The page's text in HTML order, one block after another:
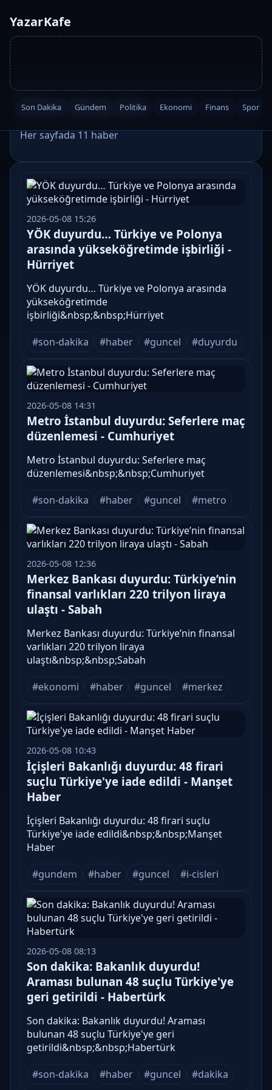
YazarKafe
Son Dakika Gündem Politika Ekonomi Finans Spor
Etiket: #duyurdu
Her sayfada 11 haber
2026-05-08 15:26
YÖK duyurdu… Türkiye ve Polonya
arasında yükseköğretimde işbirliği -
Hürriyet
YÖK duyurdu… Türkiye ve Polonya arasında
yükseköğretimde
işbirliği&nbsp;&nbsp;Hürriyet
#son-dakika
#haber #guncel #duyurdu
2026-05-08 14:31
Metro İstanbul duyurdu: Seferlere maç
düzenlemesi - Cumhuriyet
Metro İstanbul duyurdu: Seferlere maç
düzenlemesi&nbsp;&nbsp;Cumhuriyet
#son-dakika
#haber #guncel #metro
2026-05-08 12:36
Merkez Bankası duyurdu: Türkiye’nin
finansal varlıkları 220 trilyon liraya
ulaştı - Sabah
Merkez Bankası duyurdu: Türkiye’nin finansal
varlıkları 220 trilyon liraya
ulaştı&nbsp;&nbsp;Sabah
#ekonomi
#haber #guncel #merkez
2026-05-08 10:43
İçişleri Bakanlığı duyurdu: 48 firari
suçlu Türkiye'ye iade edildi - Manşet
Haber
İçişleri Bakanlığı duyurdu: 48 firari suçlu
Türkiye'ye iade edildi&nbsp;&nbsp;Manşet
Haber
#gundem
#haber #guncel #i-cisleri
2026-05-08 08:13
Son dakika: Bakanlık duyurdu!
Araması bulunan 48 suçlu Türkiye'ye
geri getirildi - Habertürk
Son dakika: Bakanlık duyurdu! Araması
bulunan 48 suçlu Türkiye'ye geri
getirildi&nbsp;&nbsp;Habertürk
#son-dakika
#haber #guncel #dakika